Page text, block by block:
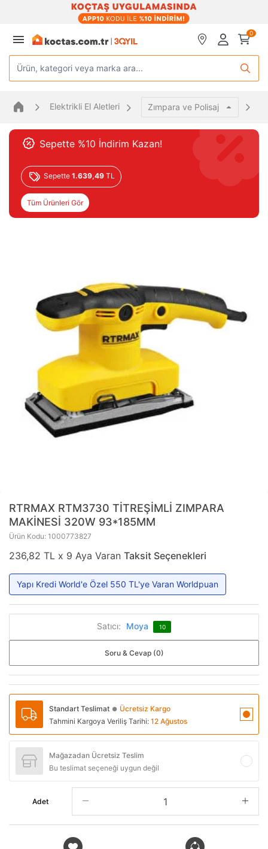
0
Ürün, kategori veya marka ara...
Elektrikli El Aletleri Zımpara ve Polisaj
Sepette %10 İndirim Kazan!
Sepette 1.639,49 TL
Tüm Ürünleri Gör
RTRMAX RTM3730 TİTREŞİMLİ ZIMPARA
MAKİNESİ 320W 93*185MM
Ürün Kodu: 1000773827
236,82 TL x 9 Aya Varan Taksit Seçenekleri
Yapı Kredi World'e Özel 550 TL'ye Varan Worldpuan
Satıcı: Moya 10
Soru & Cevap (0)
Standart Teslimat ● Ücretsiz Kargo
Tahmini Kargoya Veriliş Tarihi: 12 Ağustos
Mağazadan Ücretsiz Teslim
Bu teslimat seçeneği uygun değil
Adet